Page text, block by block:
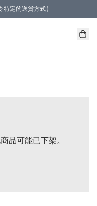
定的送貨方式 )
品可能已下架。